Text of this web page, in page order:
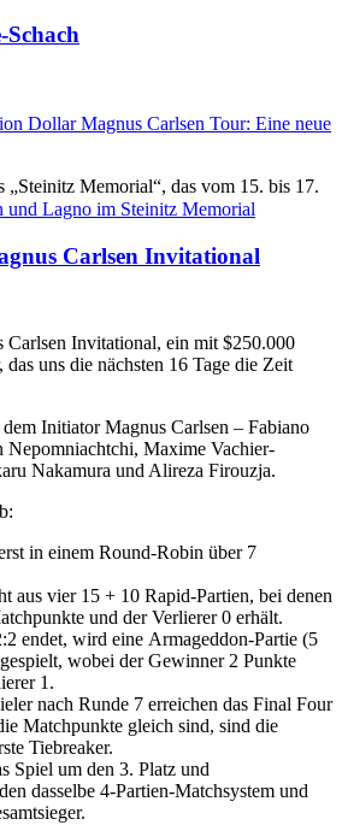
Schach
Dollar Magnus Carlsen Tour: Eine neue
„Steinitz Memorial“, das vom 15. bis 17.
und Lagno im Steinitz Memorial
Carlsen Invitational
Carlsen Invitational, ein mit $250.000
uns die nächsten 16 Tage die Zeit
Initiator Magnus Carlsen – Fabiano
Nepomniachtchi, Maxime Vachier-
Nakamura und Alireza Firouzja.
in einem Round-Robin über 7
aus vier 15 + 10 Rapid-Partien, bei denen
und der Verlierer 0 erhält.
endet, wird eine Armageddon-Partie (5
wobei der Gewinner 2 Punkte
1.
nach Runde 7 erreichen das Final Four
Matchpunkte gleich sind, sind die
Tiebreaker.
Spiel um den 3. Platz und
dasselbe 4-Partien-Matchsystem und